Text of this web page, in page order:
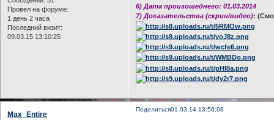
Провел на форуме:
1 день 2 часа
Последний визит:
09.03.15 13:10:25
6) Дата произошеднего: 01.03.2014
7) Доказательства (скрин/видео):
Поделиться01.03.14 13:56:08
Max_Entire